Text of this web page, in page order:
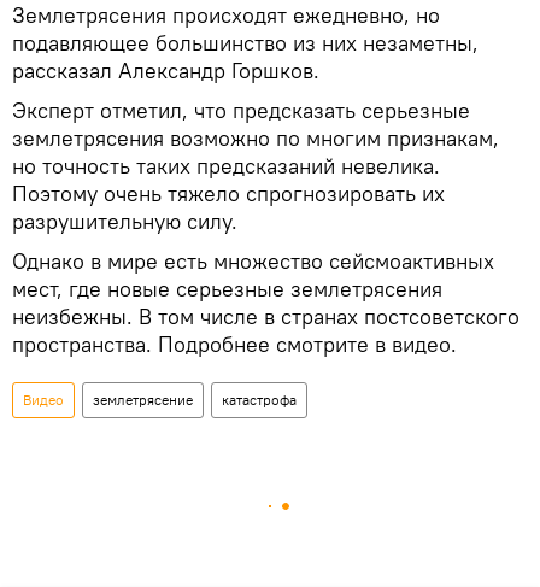
Землетрясения происходят ежедневно, но
подавляющее большинство из них незаметны,
рассказал Александр Горшков.
Эксперт отметил, что предсказать серьезные
землетрясения возможно по многим признакам,
но точность таких предсказаний невелика.
Поэтому очень тяжело спрогнозировать их
разрушительную силу.
Однако в мире есть множество сейсмоактивных
мест, где новые серьезные землетрясения
неизбежны. В том числе в странах постсоветского
пространства. Подробнее смотрите в видео.
Видео землетрясение катастрофа